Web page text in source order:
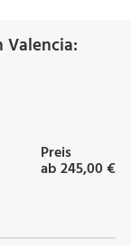
Valencia:
Preis
ab 245,00 €